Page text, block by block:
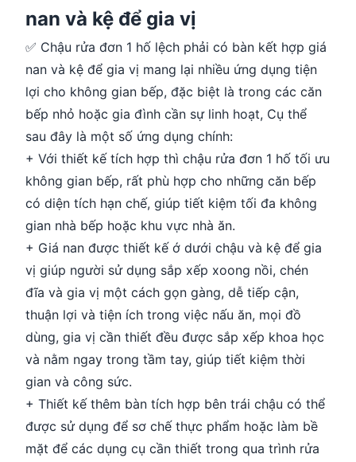
nan và kệ để gia vị
✅ Chậu rửa đơn 1 hố lệch phải có bàn kết hợp giá
nan và kệ để gia vị mang lại nhiều ứng dụng tiện
lợi cho không gian bếp, đặc biệt là trong các căn
bếp nhỏ hoặc gia đình cần sự linh hoạt, Cụ thể
sau đây là một số ứng dụng chính:
+ Với thiết kế tích hợp thì chậu rửa đơn 1 hố tối ưu
không gian bếp, rất phù hợp cho những căn bếp
có diện tích hạn chế, giúp tiết kiệm tối đa không
gian nhà bếp hoặc khu vực nhà ăn.
+ Giá nan được thiết kế ớ dưới chậu và kệ để gia
vị giúp người sử dụng sắp xếp xoong nồi, chén
đĩa và gia vị một cách gọn gàng, dễ tiếp cận,
thuận lợi và tiện ích trong việc nấu ăn, mọi đồ
dùng, gia vị cần thiết đều được sắp xếp khoa học
và nằm ngay trong tầm tay, giúp tiết kiệm thời
gian và công sức.
+ Thiết kế thêm bàn tích hợp bên trái chậu có thể
được sử dụng để sơ chế thực phẩm hoặc làm bề
mặt để các dụng cụ cần thiết trong qua trình rửa